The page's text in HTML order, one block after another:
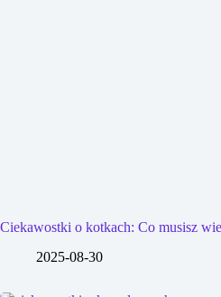
Ciekawostki o kotkach: Co musisz
2025-08-30